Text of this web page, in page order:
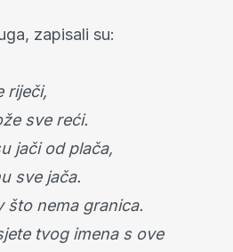
zapisali su:
riječi,
sve reći.
jači od plača,
sve jača.
što nema granica.
tvog imena s ove